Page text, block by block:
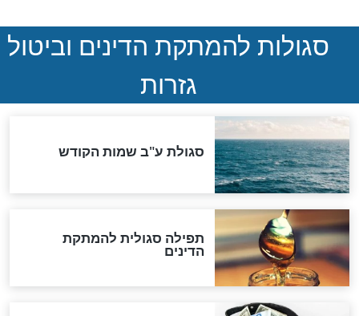
במרתפי מוסקבה: כתב היד
הנדיר של הרשב"ם התגלה
"מודה לקב"ה על כל השנים"
לכל המאמרים
אחרית הימים